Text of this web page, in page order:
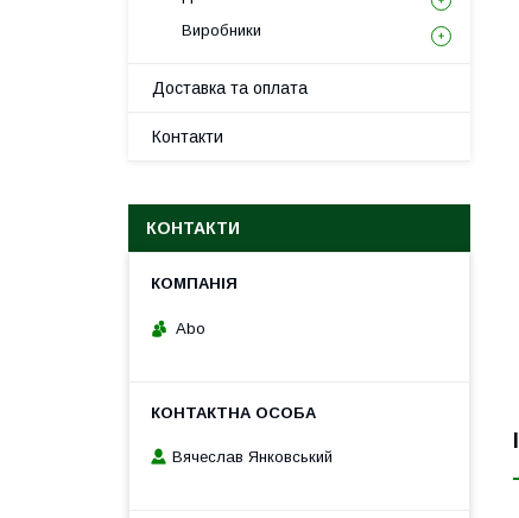
Виробники
Доставка та оплата
Контакти
КОНТАКТИ
Abo
Вячеслав Янковський